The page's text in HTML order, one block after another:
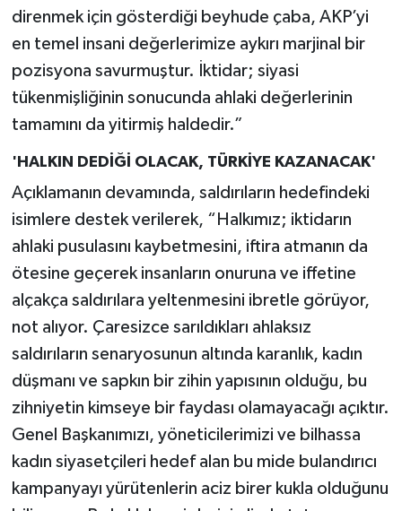
direnmek için gösterdiği beyhude çaba, AKP’yi
en temel insani değerlerimize aykırı marjinal bir
pozisyona savurmuştur. İktidar; siyasi
tükenmişliğinin sonucunda ahlaki değerlerinin
tamamını da yitirmiş haldedir.”
'HALKIN DEDİĞİ OLACAK, TÜRKİYE KAZANACAK'
Açıklamanın devamında, saldırıların hedefindeki
isimlere destek verilerek, “Halkımız; iktidarın
ahlaki pusulasını kaybetmesini, iftira atmanın da
ötesine geçerek insanların onuruna ve iffetine
alçakça saldırılara yeltenmesini ibretle görüyor,
not alıyor. Çaresizce sarıldıkları ahlaksız
saldırıların senaryosunun altında karanlık, kadın
düşmanı ve sapkın bir zihin yapısının olduğu, bu
zihniyetin kimseye bir faydası olamayacağı açıktır.
Genel Başkanımızı, yöneticilerimizi ve bilhassa
kadın siyasetçileri hedef alan bu mide bulandırıcı
kampanyayı yürütenlerin aciz birer kukla olduğunu